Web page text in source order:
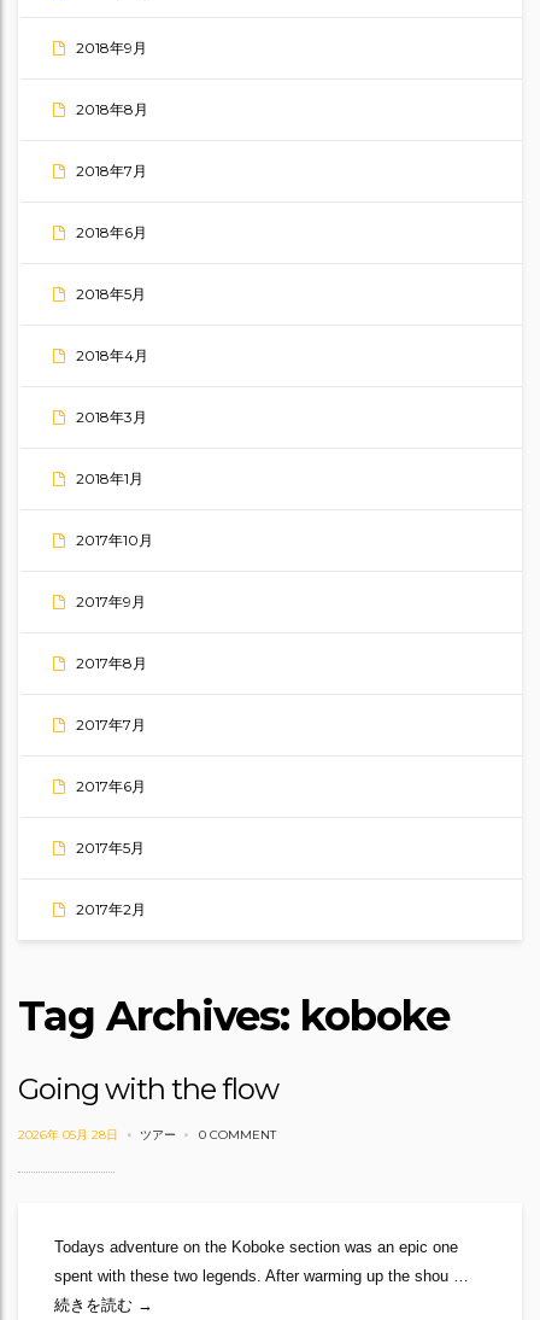
2018年9月
2018年8月
2018年7月
2018年6月
2018年5月
2018年4月
2018年3月
2018年1月
2017年10月
2017年9月
2017年8月
2017年7月
2017年6月
2017年5月
2017年2月
Tag Archives: koboke
Going with the flow
2026年 05月 28日 ツアー 0 COMMENT
Todays adventure on the Koboke section was an epic one
spent with these two legends. After warming up the shou …
続きを読む Going with the flow
→